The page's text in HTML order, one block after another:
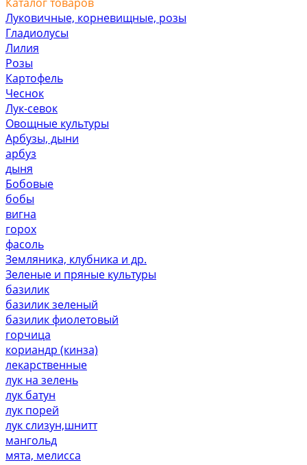
Луковичные, корневищные, розы
Гладиолусы
Лилия
Розы
Картофель
Чеснок
Лук-севок
Овощные культуры
Арбузы, дыни
арбуз
дыня
Бобовые
бобы
вигна
горох
фасоль
Земляника, клубника и др.
Зеленые и пряные культуры
базилик
базилик зеленый
базилик фиолетовый
горчица
кориандр (кинза)
лекарственные
лук на зелень
лук батун
лук порей
лук слизун,шнитт
мангольд
мята, мелисса